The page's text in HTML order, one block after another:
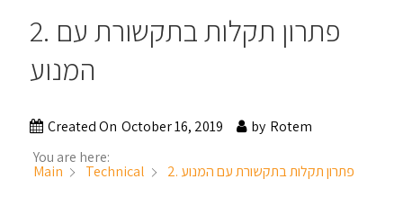
2. פתרון תקלות בתקשורת עם
המנוע
Created On October 16, 2019 by Rotem
You are here:
Main Technical 2. פתרון תקלות בתקשורת עם המנוע